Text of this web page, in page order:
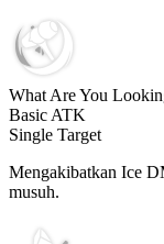
What Are You
Basic ATK
Single Target
Mengakibatkan Ice
musuh.